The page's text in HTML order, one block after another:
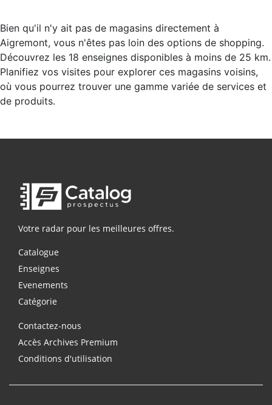
Bien qu'il n'y ait pas de magasins directement à
Aigremont, vous n'êtes pas loin des options de shopping.
Découvrez les 18 enseignes disponibles à moins de 25 km.
Planifiez vos visites pour explorer ces magasins voisins,
où vous pourrez trouver une gamme variée de services et
de produits.
Votre radar pour les meilleures offres.
Catalogue
Enseignes
Evenements
Catégorie
Contactez-nous
Accès Archives Premium
Conditions d'utilisation